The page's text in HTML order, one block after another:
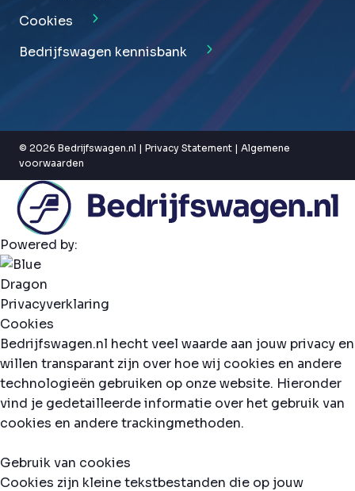
Cookies
Bedrijfswagen kennisbank
© 2026 Bedrijfswagen.nl | Privacy Statement | Algemene
voorwaarden
Powered by:
Privacyverklaring
Cookies
Bedrijfswagen.nl hecht veel waarde aan jouw privacy en
willen transparant zijn over hoe wij cookies en andere
technologieën gebruiken op onze website. Hieronder
vind je gedetailleerde informatie over het gebruik van
cookies en andere trackingmethoden.
Gebruik van cookies
Cookies zijn kleine tekstbestanden die op jouw